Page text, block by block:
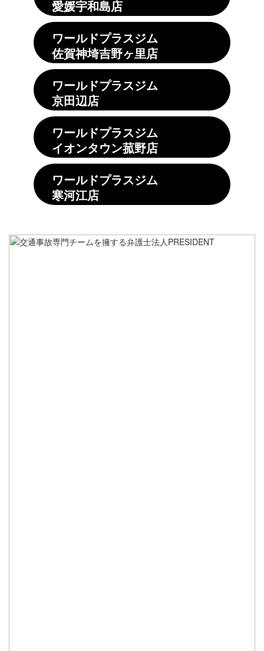
愛媛宇和島店
ワールドプラスジム
佐賀神埼吉野ヶ里店
ワールドプラスジム
京田辺店
ワールドプラスジム
イオンタウン菰野店
ワールドプラスジム
寒河江店